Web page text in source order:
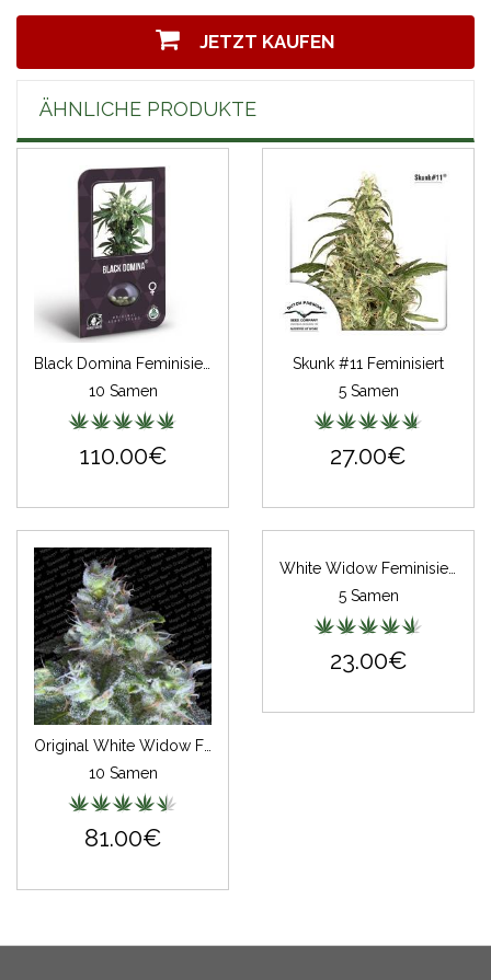
JETZT KAUFEN
ÄHNLICHE PRODUKTE
10 Samen
110.00€
Skunk #11 Feminisiert
5 Samen
27.00€
10 Samen
81.00€
5 Samen
23.00€